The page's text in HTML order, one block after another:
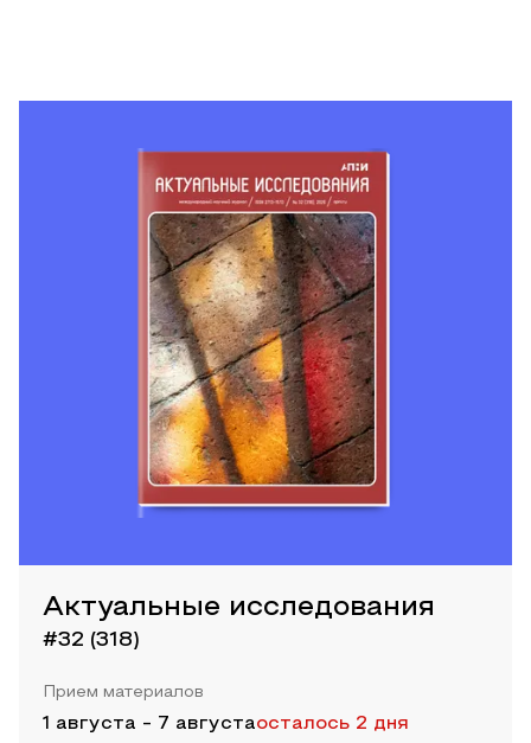
Актуальные исследования
#32 (318)
Прием материалов
1 августа - 7 августаосталось 2 дня